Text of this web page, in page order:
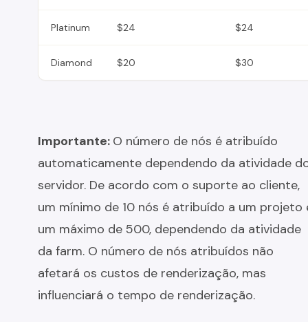
Platinum $24 $24
Diamond $20 $30
Importante: O número de nós é atribuído
automaticamente dependendo da atividade
servidor. De acordo com o suporte ao cliente,
um mínimo de 10 nós é atribuído a um projeto
um máximo de 500, dependendo da atividade
da farm. O número de nós atribuídos não
afetará os custos de renderização, mas
influenciará o tempo de renderização.